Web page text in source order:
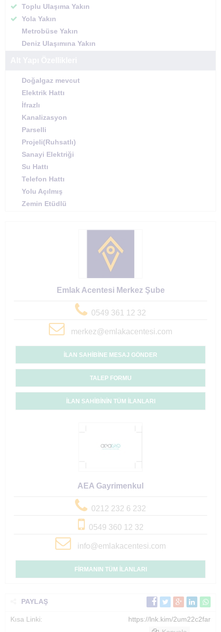
Toplu Ulaşıma Yakın
Yola Yakın
Metrobüse Yakın
Deniz Ulaşımına Yakın
Doğalgaz mevcut
Elektrik Hattı
İfrazlı
Kanalizasyon
Parselli
Projeli(Ruhsatlı)
Sanayi Elektriği
Su Hattı
Telefon Hattı
Yolu Açılmış
Zemin Etüdlü
Emlak Acentesi Merkez Şube
0549 361 12 32
merkez@emlakacentesi.com
İLAN SAHİBİNE MESAJ GÖNDER
TALEP FORMU
İLAN SAHİBİNİN TÜM İLANLARI
AEA Gayrimenkul
0212 232 6 232
0549 360 12 32
info@emlakacentesi.com
FİRMANIN TÜM İLANLARI
PAYLAŞ
Kısa Linki:
https://lnk.kim/2um22c2far